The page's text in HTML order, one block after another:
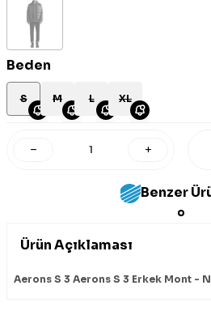
Beden
S M L XL
Benzer
Ürün Açıklaması
Aerons S 3 Aerons S 3 Erkek Mont -